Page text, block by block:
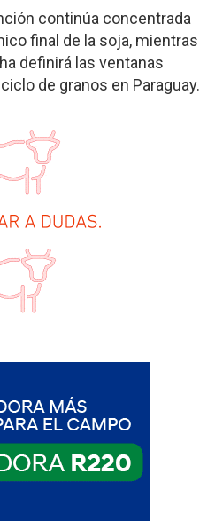
continúa concentrada
final de la soja, mientras
definirá las ventanas
de granos en Paraguay.